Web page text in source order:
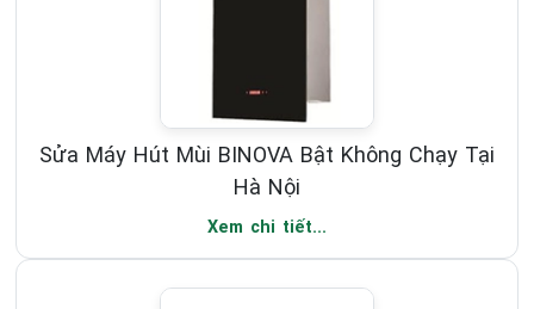
Sửa Máy Hút Mùi BINOVA Bật Không Chạy Tại
Hà Nội
Xem chi tiết...